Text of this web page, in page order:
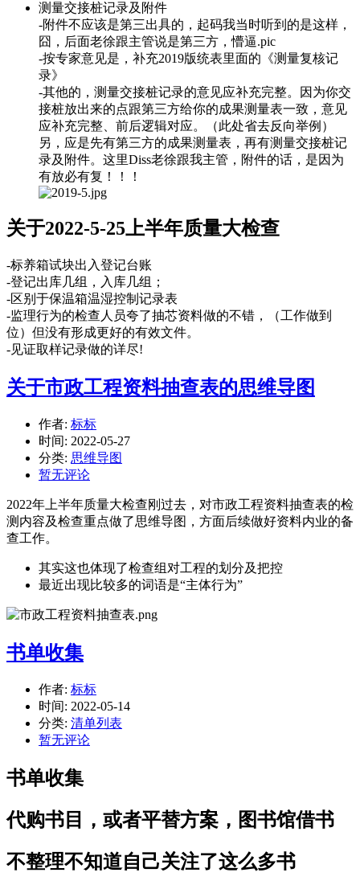
测量交接桩记录及附件
-附件不应该是第三出具的，起码我当时听到的是这样，
囧，后面老徐跟主管说是第三方，懵逼.pic
-按专家意见是，补充2019版统表里面的《测量复核记
录》
-其他的，测量交接桩记录的意见应补充完整。因为你交
接桩放出来的点跟第三方给你的成果测量表一致，意见
应补充完整、前后逻辑对应。（此处省去反向举例）
另，应是先有第三方的成果测量表，再有测量交接桩记
录及附件。这里Diss老徐跟我主管，附件的话，是因为
有放必有复！！！
关于2022-5-25上半年质量大检查
-标养箱试块出入登记台账
-登记出库几组，入库几组；
-区别于保温箱温湿控制记录表
-监理行为的检查人员夸了抽芯资料做的不错，（工作做到
位）但没有形成更好的有效文件。
-见证取样记录做的详尽!
关于市政工程资料抽查表的思维导图
作者: 标标
时间: 2022-05-27
分类: 思维导图
暂无评论
2022年上半年质量大检查刚过去，对市政工程资料抽查表的检
测内容及检查重点做了思维导图，方面后续做好资料内业的备
查工作。
其实这也体现了检查组对工程的划分及把控
最近出现比较多的词语是“主体行为”
书单收集
作者: 标标
时间: 2022-05-14
分类: 清单列表
暂无评论
书单收集
代购书目，或者平替方案，图书馆借书
不整理不知道自己关注了这么多书